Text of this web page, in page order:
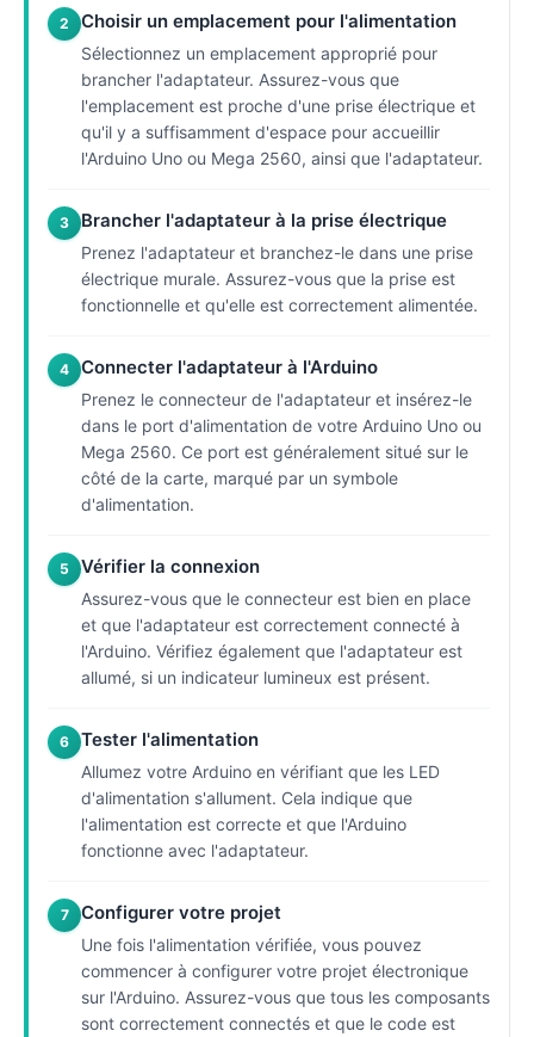
2 Choisir un emplacement pour l'alimentation
Sélectionnez un emplacement approprié pour
brancher l'adaptateur. Assurez-vous que
l'emplacement est proche d'une prise électrique et
qu'il y a suffisamment d'espace pour accueillir
l'Arduino Uno ou Mega 2560, ainsi que l'adaptateur.
3 Brancher l'adaptateur à la prise électrique
Prenez l'adaptateur et branchez-le dans une prise
électrique murale. Assurez-vous que la prise est
fonctionnelle et qu'elle est correctement alimentée.
4 Connecter l'adaptateur à l'Arduino
Prenez le connecteur de l'adaptateur et insérez-le
dans le port d'alimentation de votre Arduino Uno ou
Mega 2560. Ce port est généralement situé sur le
côté de la carte, marqué par un symbole
d'alimentation.
5 Vérifier la connexion
Assurez-vous que le connecteur est bien en place
et que l'adaptateur est correctement connecté à
l'Arduino. Vérifiez également que l'adaptateur est
allumé, si un indicateur lumineux est présent.
6 Tester l'alimentation
Allumez votre Arduino en vérifiant que les LED
d'alimentation s'allument. Cela indique que
l'alimentation est correcte et que l'Arduino
fonctionne avec l'adaptateur.
7 Configurer votre projet
Une fois l'alimentation vérifiée, vous pouvez
commencer à configurer votre projet électronique
sur l'Arduino. Assurez-vous que tous les composants
sont correctement connectés et que le code est